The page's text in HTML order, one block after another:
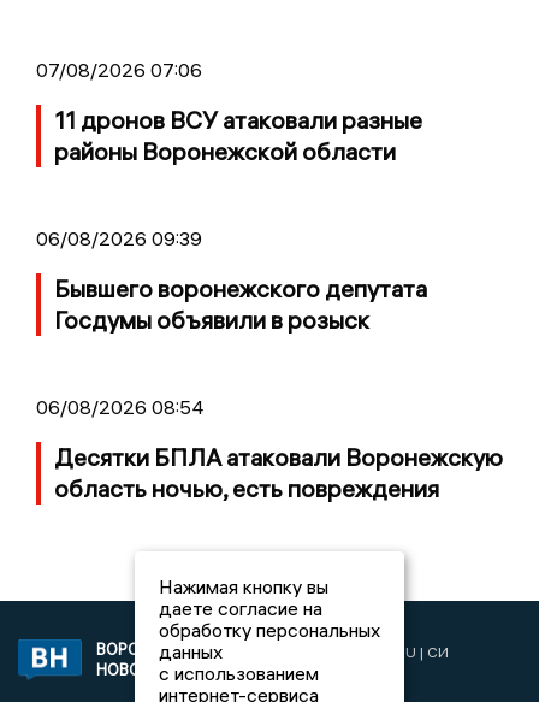
07/08/2026 07:06
11 дронов ВСУ атаковали разные
районы Воронежской области
06/08/2026 09:39
Бывшего воронежского депутата
Госдумы объявили в розыск
06/08/2026 08:54
Десятки БПЛА атаковали Воронежскую
область ночью, есть повреждения
ВОРОНЕЖСКИЕ
НОВОСТИ
2019 © VORONEZHNEWS.RU | СИ
«Воронежские новости»
Нажимая кнопку вы
даете согласие на
обработку персональных
данных
с использованием
интернет-сервиса